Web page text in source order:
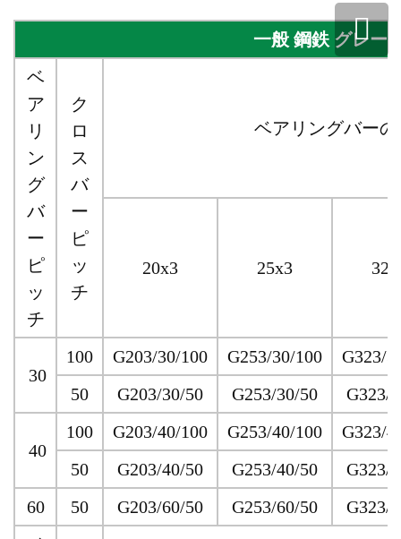
一般 鋼鉄 グレー
ベ
ア
リ
ン
グ
バ
ー
ピ
ッ
チ
ク
ロ
ス
バ
ー
ピ
ッ
チ
ベアリングバー
20x3 25x3
30
100 G203/30/100 G253/30/100
G323/
50
G203/30/50 G253/30/50 G323/
40
100 G203/40/100 G253/40/100
G323/
50
G203/40/50 G253/40/50
G323/
60
50 G203/60/50 G253/60/50
G323/